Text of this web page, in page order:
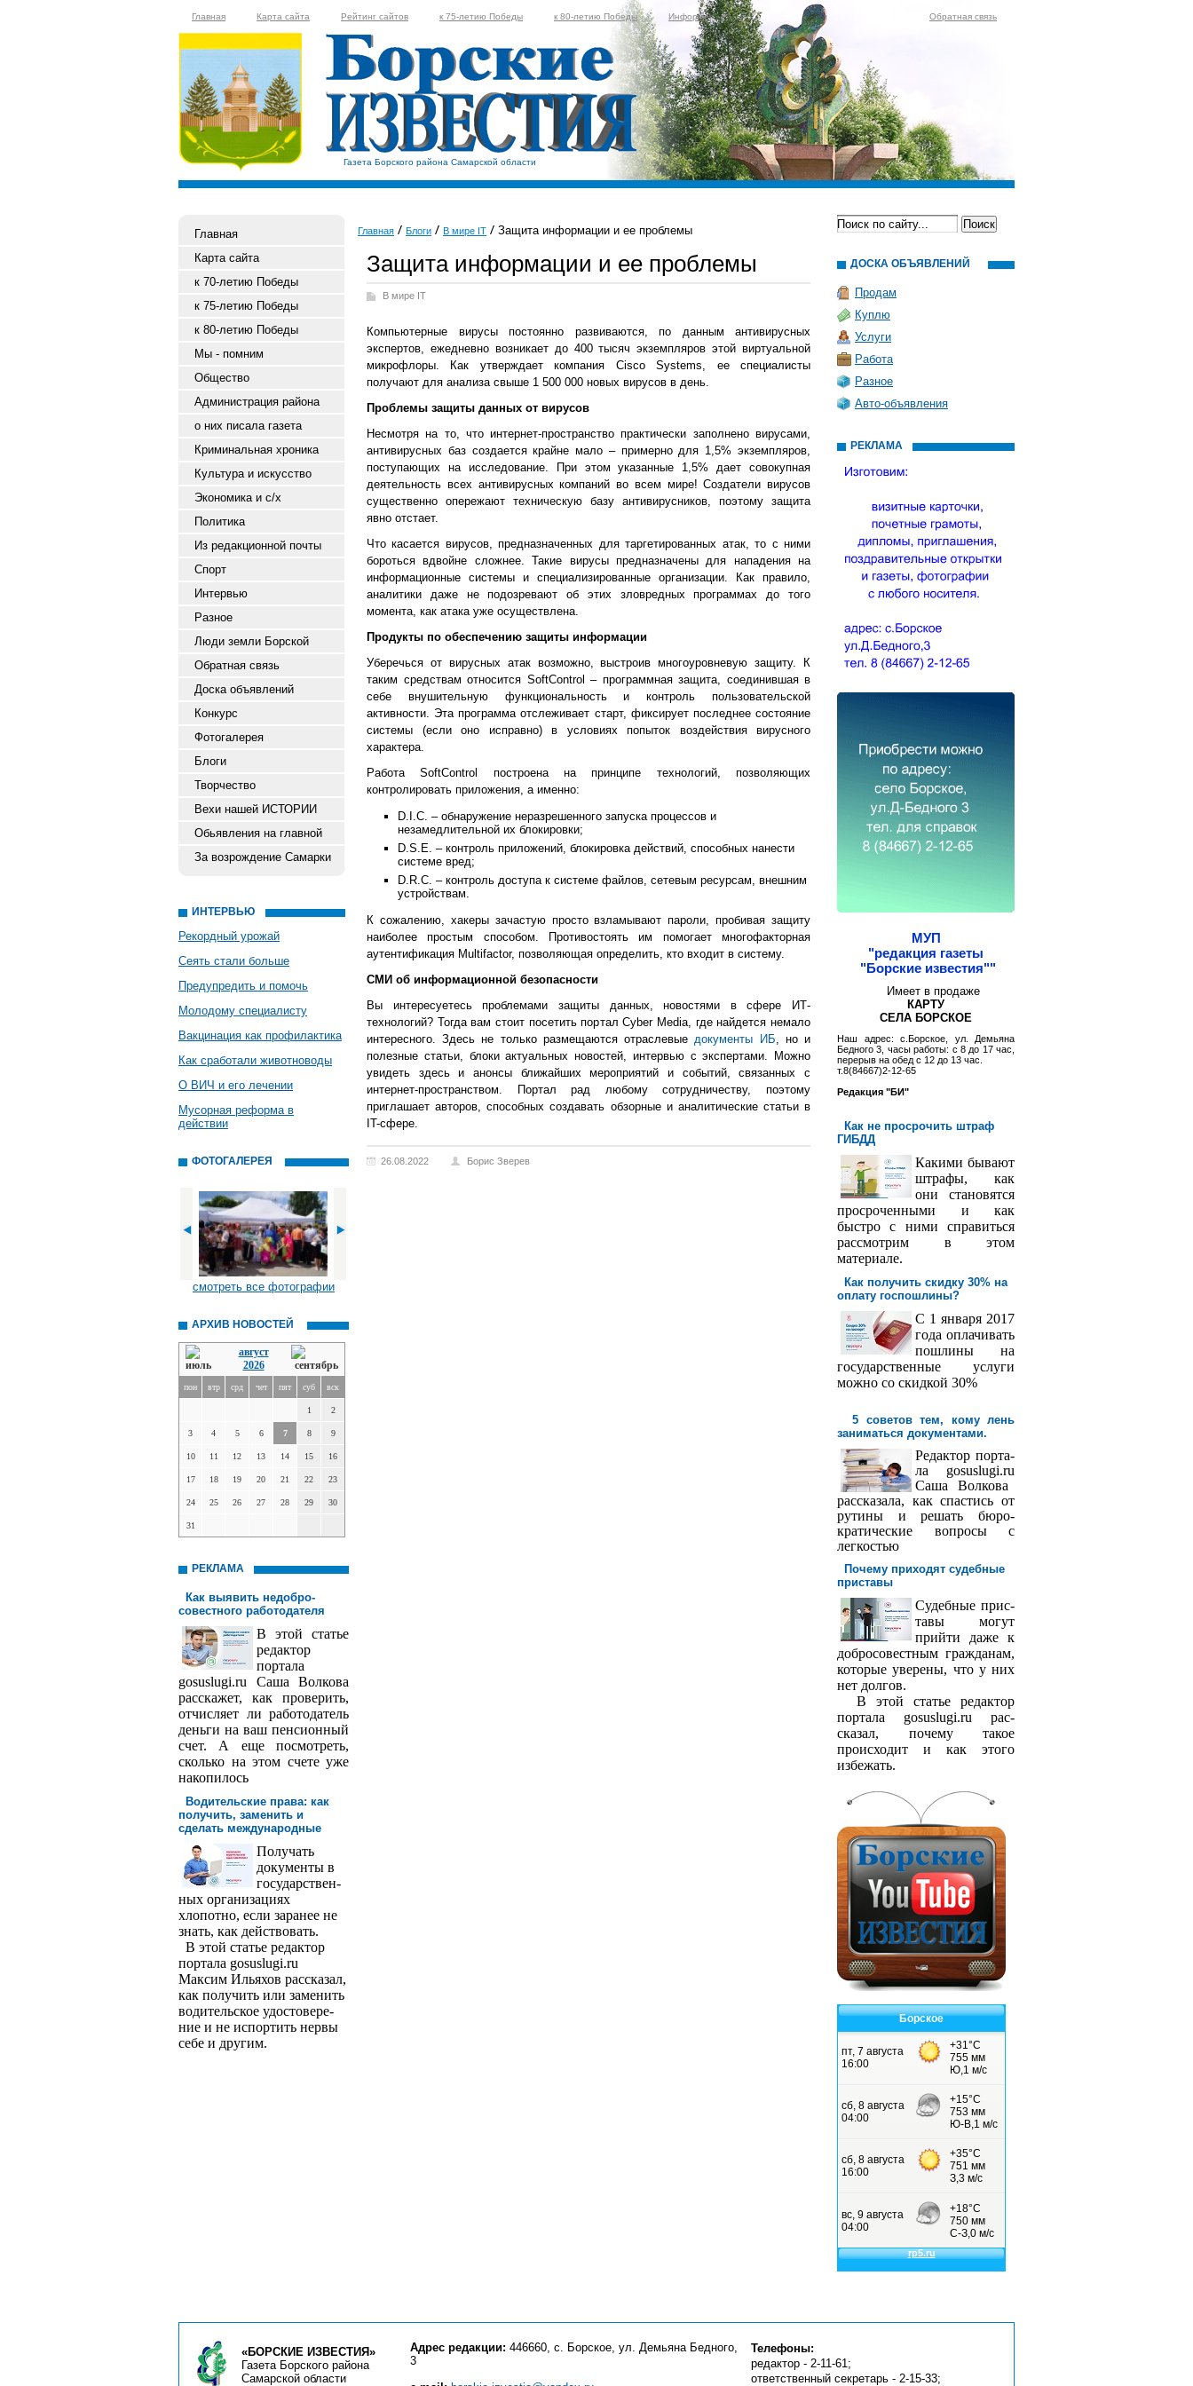
Главная Карта сайта Рейтинг сайтов к 75-летию Победы к 80-летию Победы Информер Обратная связь
Газета Борского района Самарской области
Главная
Карта сайта
к 70-летию Победы
к 75-летию Победы
к 80-летию Победы
Мы - помним
Общество
Администрация района
о них писала газета
Криминальная хроника
Культура и искусство
Экономика и с/х
Политика
Из редакционной почты
Спорт
Интервью
Разное
Люди земли Борской
Обратная связь
Доска объявлений
Конкурс
Фотогалерея
Блоги
Творчество
Вехи нашей ИСТОРИИ
Обьявления на главной
За возрождение Самарки
ИНТЕРВЬЮ
Рекордный урожай
Сеять стали больше
Предупредить и помочь
Молодому специалисту
Вакцинация как профилактика
Как сработали животноводы
О ВИЧ и его лечении
Мусорная реформа в
действии
ФОТОГАЛЕРЕЯ
смотреть все фотографии
АРХИВ НОВОСТЕЙ
август
2026
пон втр срд чет пят суб вск
1 2
3 4 5 6 7 8 9
10 11 12 13 14 15 16
17 18 19 20 21 22 23
24 25 26 27 28 29 30
31
РЕКЛАМА
Как выявить недобро­
совестного работодателя
В этой статье
редактор
порта­ла
gosuslugi.ru Саша Волкова
расскажет, как проверить,
отчисляет ли работодатель
деньги на ваш пенсионный
счет. А еще посмотреть,
сколько на этом счете уже
накопилось
Водительские права: как
получить, заменить и
сделать международ­ные
Получать
доку­менты в
государствен­
ных организациях
хлопотно, если заранее не
знать, как действовать.
В этой статье редактор
портала gosuslugi.ru
Максим Ильяхов рассказал,
как получить или заменить
водительское удостовере­
ние и не испортить нервы
себе и другим.
Главная Блоги В мире IT Защита информации и ее проблемы
Защита информации и ее проблемы
В мире IT
Компьютерные вирусы постоянно развиваются, по данным антивирусных
экспертов, ежедневно возникает до 400 тысяч экземпляров этой виртуальной
микрофлоры. Как утверждает компания Cisco Systems, ее специалисты
получают для анализа свыше 1 500 000 новых вирусов в день.
Проблемы защиты данных от вирусов
Несмотря на то, что интернет-пространство практически заполнено вирусами,
антивирусных баз создается крайне мало – примерно для 1,5% экземпляров,
поступающих на исследование. При этом указанные 1,5% дает совокупная
деятельность всех антивирусных компаний во всем мире! Создатели вирусов
существенно опережают техническую базу антивирусников, поэтому защита
явно отстает.
Что касается вирусов, предназначенных для таргетированных атак, то с ними
бороться вдвойне сложнее. Такие вирусы предназначены для нападения на
информационные системы и специализированные организации. Как правило,
аналитики даже не подозревают об этих зловредных программах до того
момента, как атака уже осуществлена.
Продукты по обеспечению защиты информации
Уберечься от вирусных атак возможно, выстроив многоуровневую защиту. К
таким средствам относится SoftControl – программная защита, соединившая в
себе внушительную функциональность и контроль пользовательской
активности. Эта программа отслеживает старт, фиксирует последнее состояние
системы (если оно исправно) в условиях попыток воздействия вирусного
характера.
Работа SoftControl построена на принципе технологий, позволяющих
контролировать приложения, а именно:
D.I.C. – обнаружение неразрешенного запуска процессов и
незамедлительной их блокировки;
D.S.E. – контроль приложений, блокировка действий, способных нанести
системе вред;
D.R.C. – контроль доступа к системе файлов, сетевым ресурсам, внешним
устройствам.
К сожалению, хакеры зачастую просто взламывают пароли, пробивая защиту
наиболее простым способом. Противостоять им помогает многофакторная
аутентификация Multifactor, позволяющая определить, кто входит в систему.
СМИ об информационной безопасности
Вы интересуетесь проблемами защиты данных, новостями в сфере ИТ-
технологий? Тогда вам стоит посетить портал Cyber Media, где найдется немало
интересного. Здесь не только размещаются отраслевыедокументы ИБ, но и
полезные статьи, блоки актуальных новостей, интервью с экспертами. Можно
увидеть здесь и анонсы ближайших мероприятий и событий, связанных с
интернет-пространством. Портал рад любому сотрудничеству, поэтому
приглашает авторов, способных создавать обзорные и аналитические статьи в
IT-сфере.
26.08.2022 Борис Зверев
ДОСКА ОБЪЯВЛЕНИЙ
Продам
Куплю
Услуги
Работа
Разное
Авто-объявления
РЕКЛАМА
МУП
"редакция газеты
"Борские известия""
Имеет в продаже
КАРТУ
СЕЛА БОРСКОЕ
Наш адрес: с.Борское, ул. Демьяна
Бедного 3, часы работы: с 8 до 17 час,
перерыв на обед с 12 до 13 час.
т.8(84667)2-12-65
Редакция "БИ"
Как не просрочить штраф
ГИБДД
Какими бывают
штрафы, как
они становятся
просроченными и как
быстро с ними справиться
рассмотрим в этом
материале.
Как получить скидку 30% на
оплату госпош­лины?
С 1 января 2017
года оплачивать
пошлины на
государственные услуги
можно со скидкой 30%
5 советов тем, кому лень
заниматься документами.
Редактор порта­
ла gosuslugi.ru
Саша Волкова
рассказала, как спастись от
рутины и решать бюро­
кратические вопросы с
легкостью
Почему приходят судебные
приставы
Судебные прис­
тавы могут
прийти даже к
добросовестным гражданам,
которые уверены, что у них
нет долгов.
В этой статье редактор
портала gosuslugi.ru рас­
сказал, почему такое
происходит и как этого
избежать.
Борское
«БОРСКИЕ ИЗВЕСТИЯ»
Газета Борского района
Самарской области
Адрес редакции: 446660, с. Борское, ул. Демьяна Бедного,
3
Телефоны:
редактор - 2-11-61;
ответственный секретарь - 2-15-33;